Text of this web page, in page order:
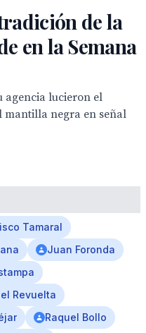
de la
en la Semana
agencia lucieron el
mantilla negra en señal
Tamaral
Juan Foronda
Revuelta
Raquel Bollo